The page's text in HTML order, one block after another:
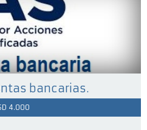
bancarias.
4.000